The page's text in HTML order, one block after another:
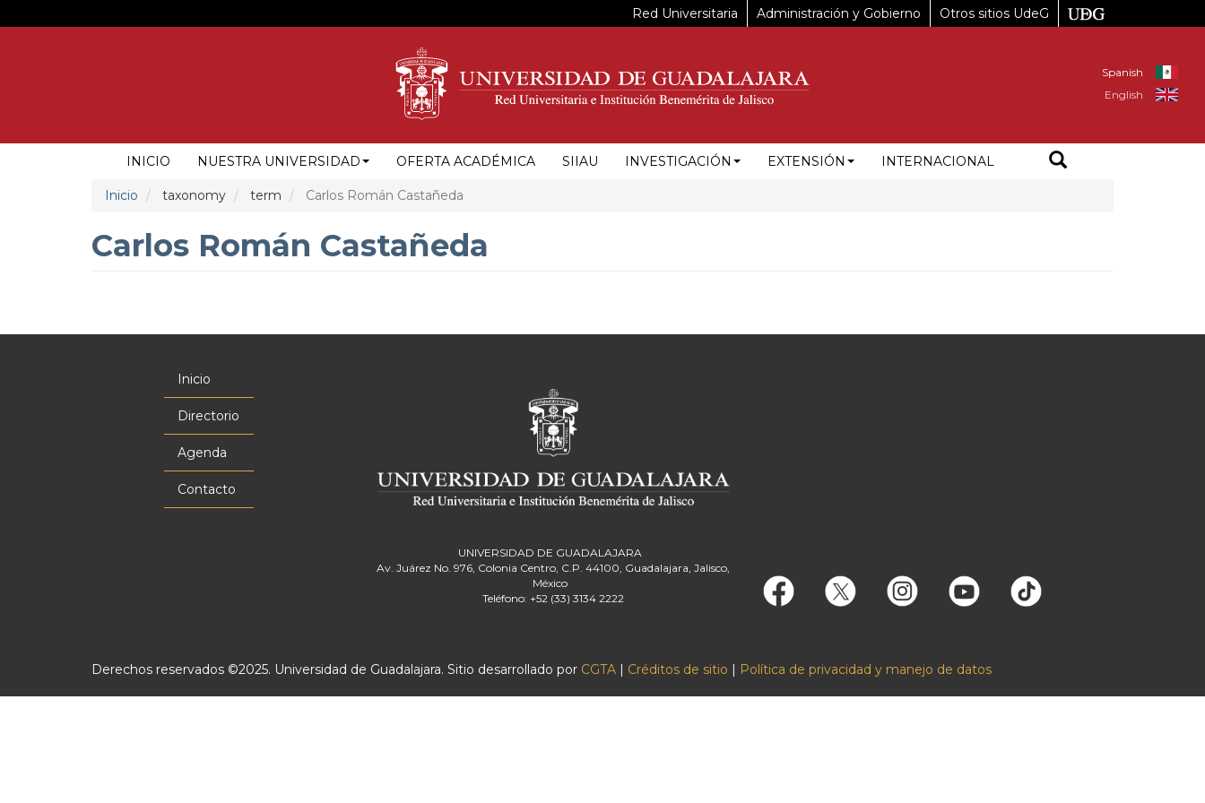
al
Red Universitaria Administración y Gobierno Otros sitios UdeG
Spanish
English
NAVEGACIÓN
PRINCIPAL
INICIO NUESTRA UNIVERSIDAD OFERTA ACADÉMICA SIIAU INVESTIGACIÓN EXTENSIÓN INTERNACIONAL
Inicio taxonomy term Carlos Román Castañeda
Carlos Román Castañeda
principal
Inicio
Directorio
Agenda
Contacto
UNIVERSIDAD DE GUADALAJARA
Av. Juárez No. 976, Colonia Centro, C.P. 44100, Guadalajara, Jalisco,
México
Teléfono: +52 (33) 3134 2222
Derechos reservados ©2025. Universidad de Guadalajara. Sitio desarrollado por CGTA Créditos de sitio Política de privacidad y manejo de datos